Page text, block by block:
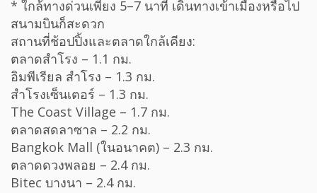
* ใกล้ทางด่วนเพียง 5–7 นาที เดินทางเข้าเมืองหรือไป
สนามบินก็สะดวก
สถานที่ช้อปปิ้งและตลาดใกล้เคียง:
ตลาดสำโรง – 1.1 กม.
อิมพีเรียล สำโรง – 1.3 กม.
สำโรงเซ็นเตอร์ – 1.3 กม.
The Coast Village – 1.7 กม.
ตลาดสดลาซาล – 2.2 กม.
Bangkok Mall (ในอนาคต) – 2.3 กม.
ตลาดดวงพลอย – 2.4 กม.
Bitec บางนา – 2.4 กม.